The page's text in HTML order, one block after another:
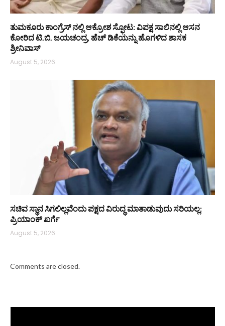
ತುಮಕೂರು ಕಾಂಗ್ರೆಸ್ ನಲ್ಲಿ ಆಕ್ರೋಶ ಸ್ಫೋಟ: ವಿಪಕ್ಷ ಸಾಲಿನಲ್ಲಿ ಆಸನ
ಕೋರಿದ ಟಿ.ಬಿ. ಜಯಚಂದ್ರ, ಹೆಚ್ ಡಿಕೆಯನ್ನು ಹೊಗಳಿದ ಶಾಸಕ
ಶ್ರೀನಿವಾಸ್
August 5, 2026
ಸಚಿವ ಸ್ಥಾನ ಸಿಗಲಿಲ್ಲವೆಂದು ಪಕ್ಷದ ವಿರುದ್ಧ ಮಾತಾಡುವುದು ಸರಿಯಲ್ಲ:
ಪ್ರಿಯಾಂಕ್ ಖರ್ಗೆ
August 5, 2026
Comments are closed.